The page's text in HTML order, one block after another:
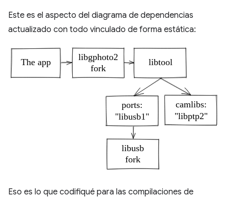
Este es el aspecto del diagrama de dependencias
actualizado con todo vinculado de forma estática:
Eso es lo que codifiqué para las compilaciones de